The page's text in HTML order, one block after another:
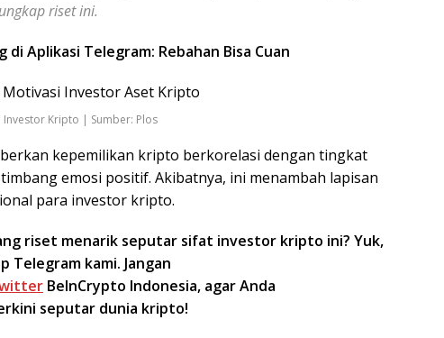
riset ini.
di Aplikasi Telegram: Rebahan Bisa Cuan
Kripto | Sumber: Plos
kepemilikan kripto berkorelasi dengan tingkat
emosi positif. Akibatnya, ini menambah lapisan
para investor kripto.
riset menarik seputar sifat investor kripto ini? Yuk,
Telegram kami. Jangan
BeInCrypto Indonesia, agar Anda
seputar dunia kripto!